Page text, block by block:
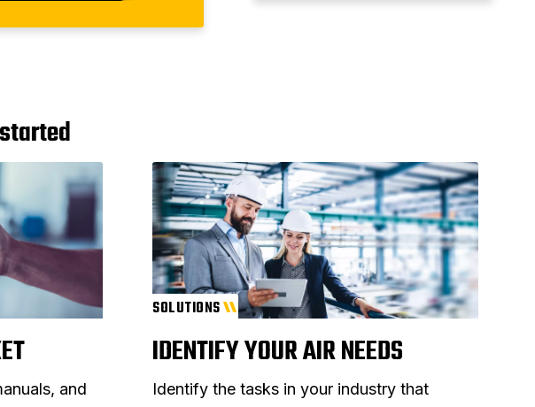
SOLUTIONS
IDENTIFY YOUR AIR NEEDS
Identify the tasks in your industry that
and